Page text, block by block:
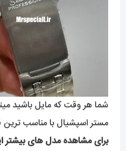
شما هر وقت که مایل باشید
مستر اسپشیال با مناسب
برای مشاهده مدل های بیشتر